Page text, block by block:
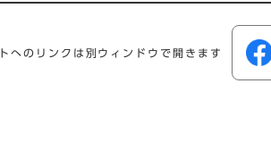
へのリンクは別ウィンドウで開きます